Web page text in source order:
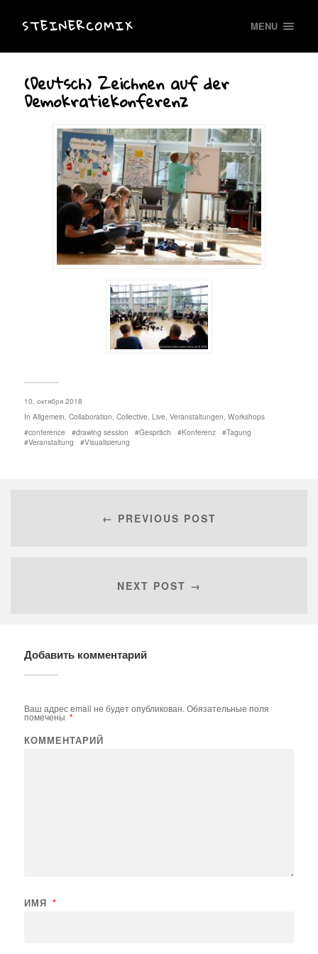
STEINERCOMIX MENU
(Deutsch) Zeichnen auf der
Demokratiekonferenz
10. октября 2018
In Allgemein, Collaboration, Collective, Live, Veranstaltungen, Workshops
conference
drawing session Gespräch Konferenz
Tagung
Veranstaltung
Visualisierung
← PREVIOUS POST
NEXT POST →
Добавить комментарий
Ваш адрес email не будет опубликован. Обязательные поля
помечены *
КОММЕНТАРИЙ
ИМЯ *